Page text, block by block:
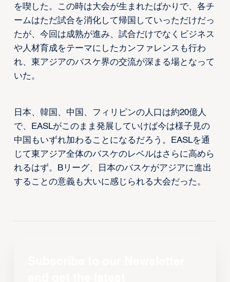
を喫した。この時は大会が生まれたばかりで、各チ
ームはただ試合を消化して帰国していっただけだっ
たが、今回は成熟が進み、試合だけでなくビジネス
や人材育成をテーマにしたカンファレンスも行わ
れ、東アジアのバスケ界の交流が深まる場となって
いた。
日本、韓国、中国、フィリピンの人口は約20億人
で、EASLがこのまま発展していけば今は様子見の
中国もいずれ加わることになるだろう。EASLを通
じて東アジア全体のバスケのレベルはさらに高めら
れるはず。Bリーグ、日本のバスケがアジアに進出
することの意義も大いに感じられる大会だった。